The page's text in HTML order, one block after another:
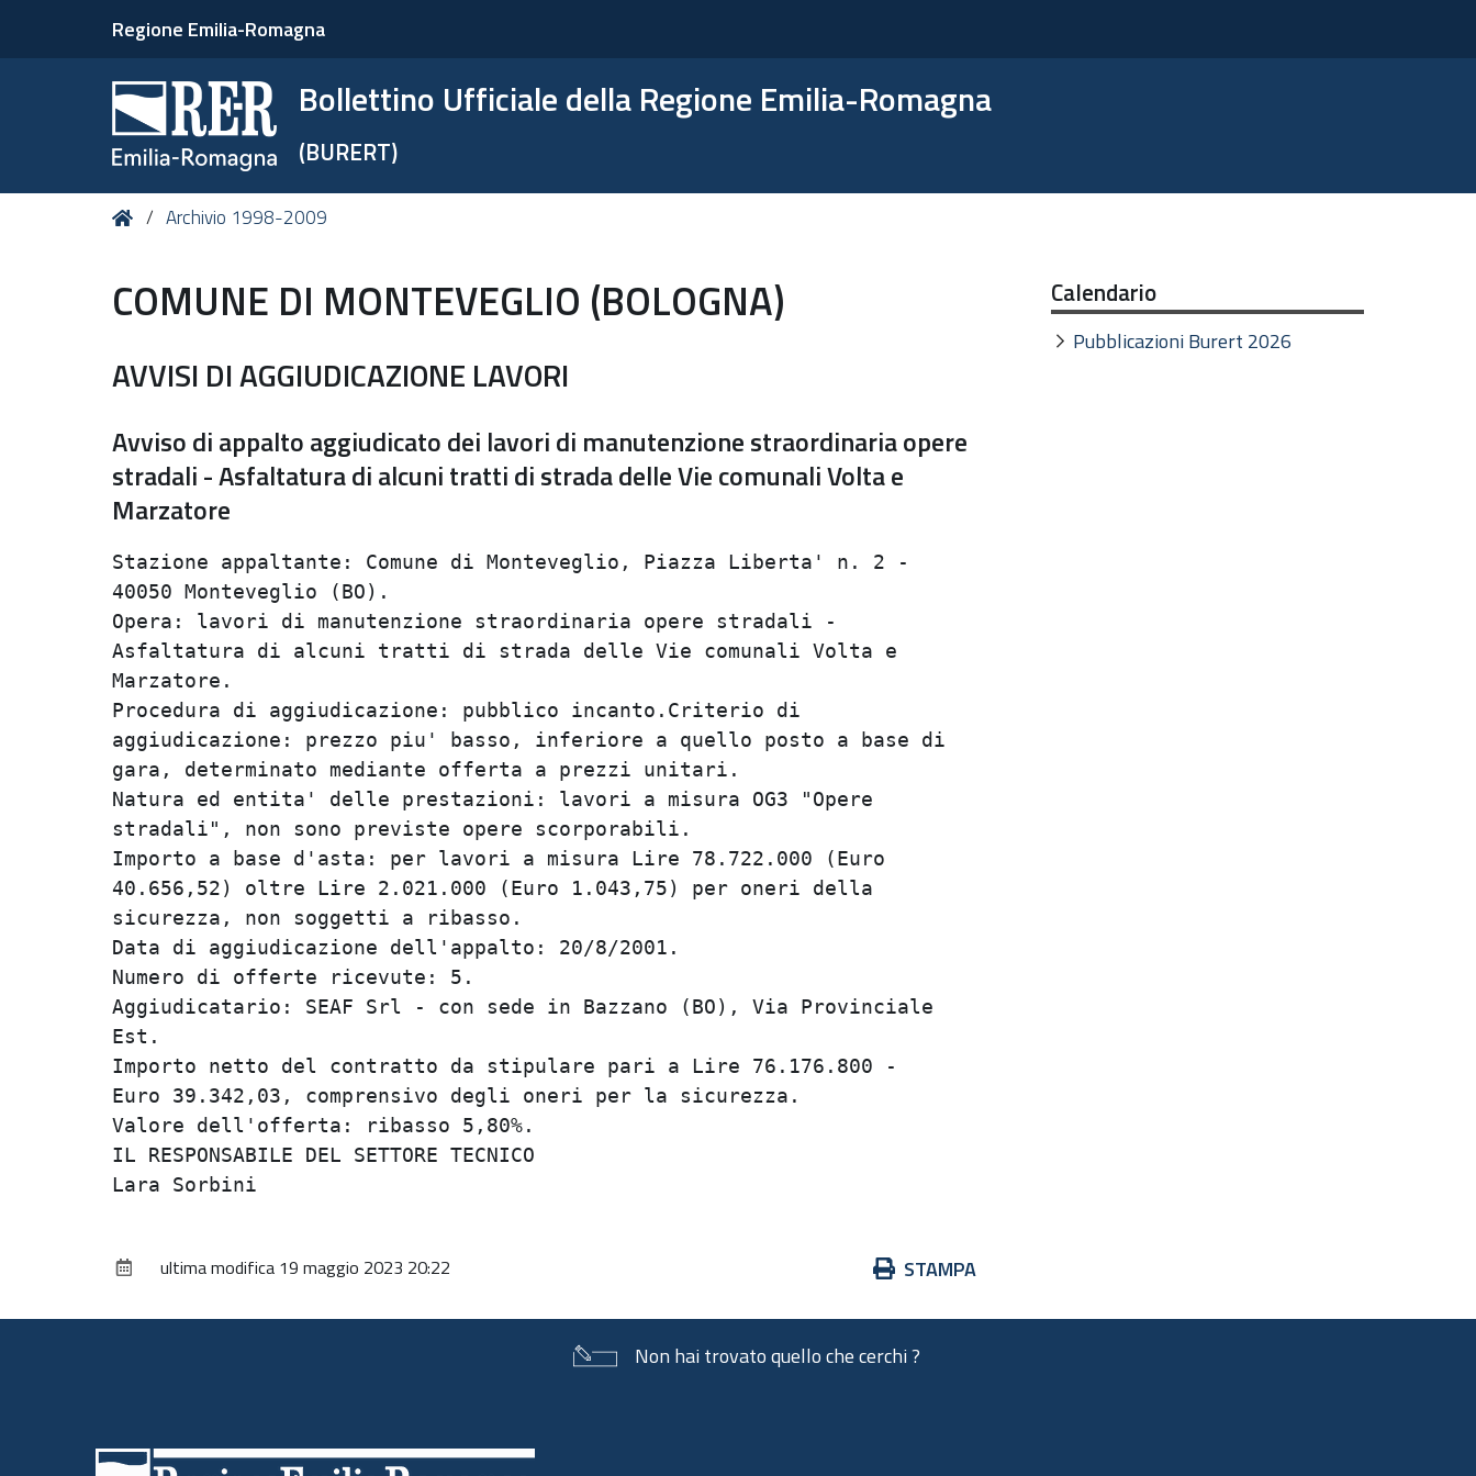
Regione Emilia-Romagna
Bollettino Ufficiale della Regione Emilia-Romagna
(BURERT)
Tu HomeArchivio 1998-2009
COMUNE DI MONTEVEGLIO (BOLOGNA)
AVVISI DI AGGIUDICAZIONE LAVORI
Avviso di appalto aggiudicato dei lavori di manutenzione straordinaria opere
stradali - Asfaltatura di alcuni tratti di strada delle Vie comunali Volta e
Marzatore
Stazione appaltante: Comune di Monteveglio, Piazza Liberta' n. 2 -
40050 Monteveglio (BO).
Opera: lavori di manutenzione straordinaria opere stradali -
Asfaltatura di alcuni tratti di strada delle Vie comunali Volta e
Marzatore.
Procedura di aggiudicazione: pubblico incanto.Criterio di
aggiudicazione: prezzo piu' basso, inferiore a quello posto a base di
gara, determinato mediante offerta a prezzi unitari.
Natura ed entita' delle prestazioni: lavori a misura OG3 "Opere
stradali", non sono previste opere scorporabili.
Importo a base d'asta: per lavori a misura Lire 78.722.000 (Euro
40.656,52) oltre Lire 2.021.000 (Euro 1.043,75) per oneri della
sicurezza, non soggetti a ribasso.
Data di aggiudicazione dell'appalto: 20/8/2001.
Numero di offerte ricevute: 5.
Aggiudicatario: SEAF Srl - con sede in Bazzano (BO), Via Provinciale
Est.
Importo netto del contratto da stipulare pari a Lire 76.176.800 -
Euro 39.342,03, comprensivo degli oneri per la sicurezza.
Valore dell'offerta: ribasso 5,80%.
IL RESPONSABILE DEL SETTORE TECNICO
Azioni
documento
STAMPA
ultima modifica 19 maggio 2023 20:22
Calendario
Pubblicazioni Burert 2026
Non hai trovato quello che cerchi ?